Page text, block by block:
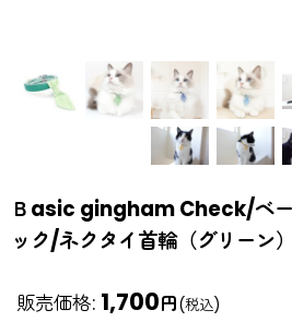
Ｂasic gingham Check/ベー
ック/ネクタイ首輪（グリーン）
販売価格: 1,700円(税込)